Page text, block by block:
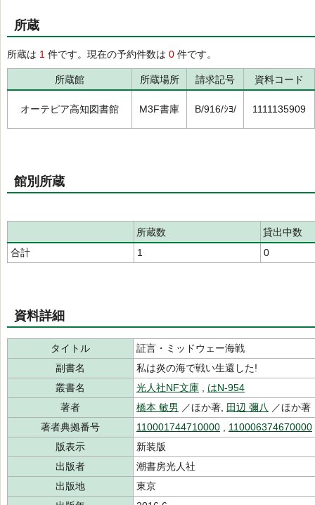
所蔵
所蔵は 1 件です。現在の予約件数は 0 件です。
所蔵館 所蔵場所 請求記号 資料コード
オーテピア高知図書館 M3F書庫 B/916/ｼﾖ/ 1111135909
館別所蔵
所蔵数
貸出中数
合計
1 0
資料詳細
タイトル
証言・ミッドウェー海戦
副書名
私は炎の海で戦い生還した!
叢書名
光人社NF文庫
はN-954
著者
橋本 敏男 ／ほか著, 田辺 彌八 ／ほか
著者典拠番号
110001744710000
110006374670000
版表示
新装版
出版者
潮書房光人社
出版地
東京